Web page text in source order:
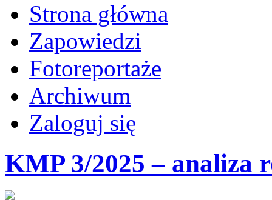
Strona główna
Zapowiedzi
Fotoreportaże
Archiwum
Zaloguj się
KMP 3/2025 – analiza